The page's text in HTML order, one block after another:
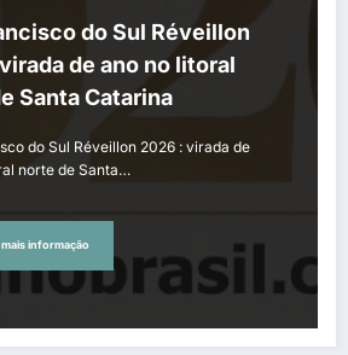
do Sul Réveillon
de ano no litoral
Santa Catarina
do Sul Réveillon 2026 : virada de
norte de Santa…
informação